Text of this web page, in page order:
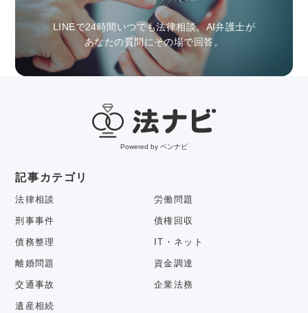
LINEで24時間いつでも法律相談。AI弁護士が
あなたの質問にその場で回答。
Powered by ベンナビ
記事カテゴリ
法律相談 労働問題
刑事事件 債権回収
債務整理 IT・ネット
離婚問題 資金調達
交通事故 企業法務
遺産相続